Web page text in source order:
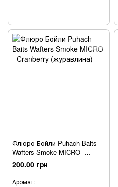
Флюро Бойли Puhach Baits
Wafters Smoke MICRO -
Cranberry (журавлина)
200.00 грн
Аромат: